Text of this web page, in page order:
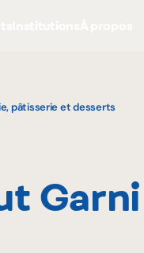
pâtisserie et desserts
Garni